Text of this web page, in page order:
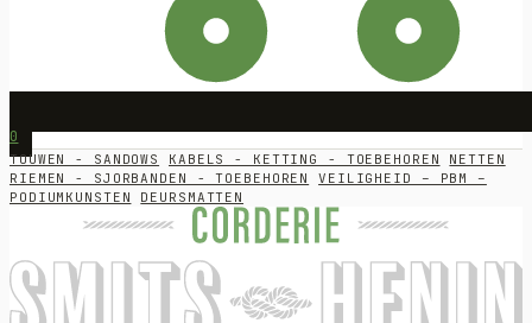
0
TOUWEN - SANDOWS KABELS - KETTING - TOEBEHOREN
NETTEN
RIEMEN - SJORBANDEN - TOEBEHOREN
VEILIGHEID – PBM –
PODIUMKUNSTEN
DEURSMATTEN